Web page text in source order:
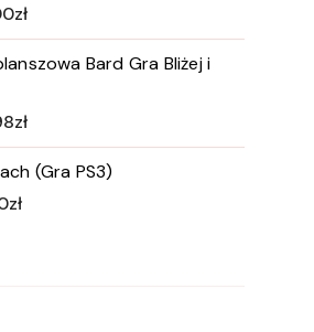
zł
Bard Gra Bliżej i
zł
(Gra PS3)
zł